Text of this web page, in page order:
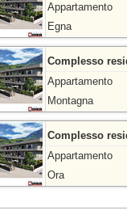
Appartamento
Egna
Complesso
Appartamento
Montagna
Complesso
Appartamento
Ora